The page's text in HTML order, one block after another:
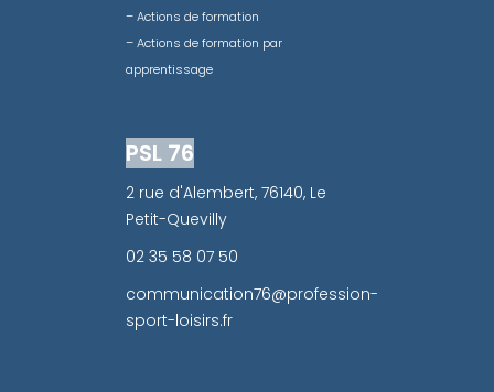
– Actions de formation
– Actions de formation par
apprentissage
PSL 76
2 rue d'Alembert, 76140, Le
Petit-Quevilly
02 35 58 07 50
communication76@profession-
sport-loisirs.fr